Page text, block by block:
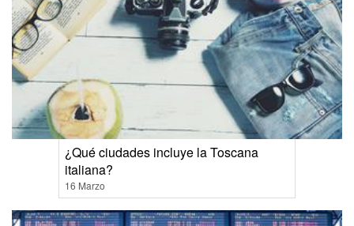
¿Qué ciudades incluye la Toscana
italiana?
16 Marzo